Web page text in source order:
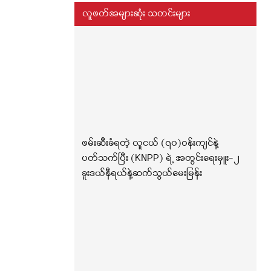
လူဖတ်အများဆုံး သတင်းများ
ဖမ်းဆီးခံရတဲ့ လူငယ် (၇၀)ဝန်းကျင်နဲ့
ပတ်သက်ပြီး (KNPP) ရဲ့ အတွင်းရေးမှူး-၂
ခူးဒယ်နီရယ်နဲ့ဆက်သွယ်မေးမြန်း